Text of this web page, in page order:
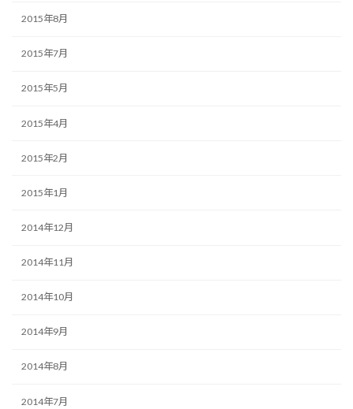
2015年8月
2015年7月
2015年5月
2015年4月
2015年2月
2015年1月
2014年12月
2014年11月
2014年10月
2014年9月
2014年8月
2014年7月